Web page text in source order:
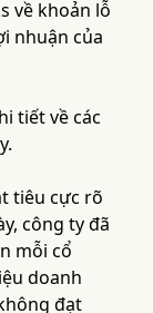
về khoản lỗ
nhuận của
tiết về các
tiêu cực rõ
công ty đã
mỗi cổ
doanh
đạt